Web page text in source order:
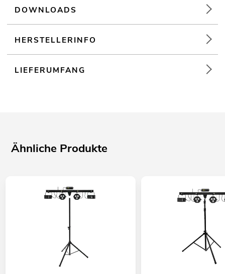
DOWNLOADS
HERSTELLERINFO
LIEFERUMFANG
Ähnliche Produkte